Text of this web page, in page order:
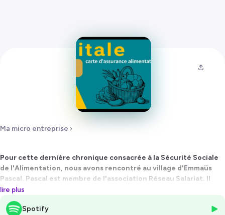
Ma micro entreprise
Pour cette dernière chronique consacrée à la Sécurité Sociale
de l'Alimentation, nous avons rencontré au village d'Emmaüs
Pascal. Pascal est membre de l'association Réseau Salariat. Il
nous explique que d'autres sécurités sociales pourraient être
instituées comme celle de la culture, de l'eau etc.
Belle écoute à vous 🎤💚🌳
lire plus
Spotify